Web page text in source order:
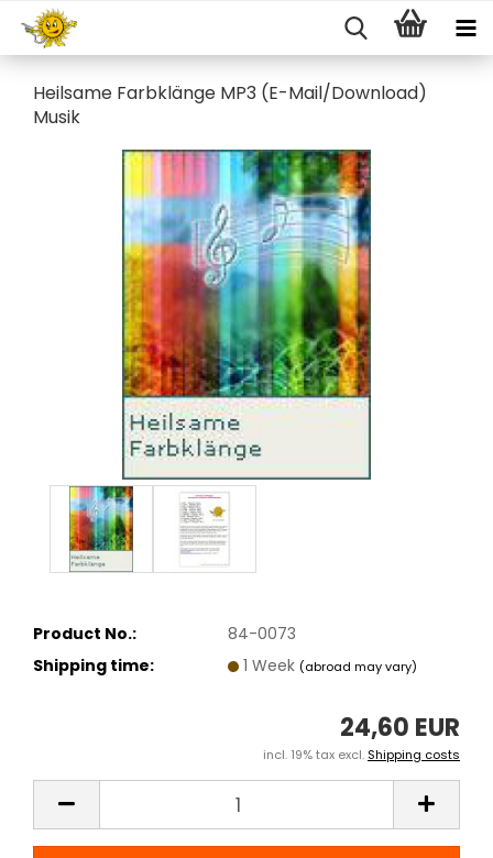
Heilsame Farbklänge MP3 (E-Mail/Download)
Musik
Product No.:
84-0073
Shipping time:
1 Week (abroad may vary)
24,60 EUR
incl. 19% tax excl. Shipping costs